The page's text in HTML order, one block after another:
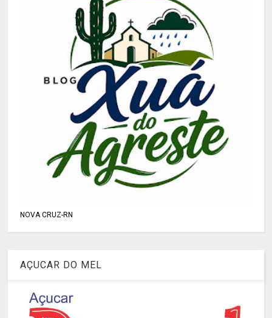
NOVA CRUZ-RN
AÇUCAR DO MEL